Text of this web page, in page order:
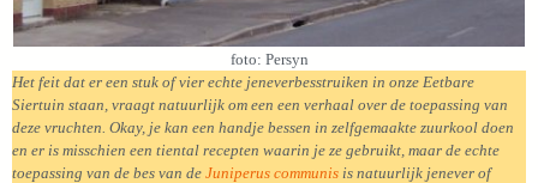
foto: Persyn
Het feit dat er een stuk of vier echte jeneverbesstruiken in onze Eetbare
Siertuin staan, vraagt natuurlijk om een een verhaal over de toepassing van
deze vruchten. Okay, je kan een handje bessen in zelfgemaakte zuurkool doen
en er is misschien een tiental recepten waarin je ze gebruikt, maar de echte
toepassing van de bes van de Juniperus communis is natuurlijk jenever of